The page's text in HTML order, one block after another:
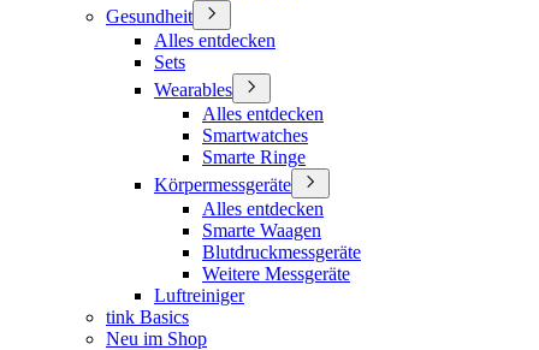
Gesundheit
Alles entdecken
Sets
Wearables
Alles entdecken
Smartwatches
Smarte Ringe
Körpermessgeräte
Alles entdecken
Smarte Waagen
Blutdruckmessgeräte
Weitere Messgeräte
Luftreiniger
tink Basics
Neu im Shop